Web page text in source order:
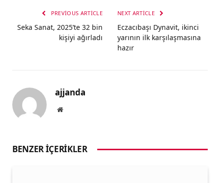
PREVIOUS ARTICLE
Seka Sanat, 2025’te 32 bin
kişiyi ağırladı
NEXT ARTICLE
Eczacıbaşı Dynavit, ikinci
yarının ilk karşılaşmasına
hazır
ajjanda
Website
BENZER İÇERIKLER